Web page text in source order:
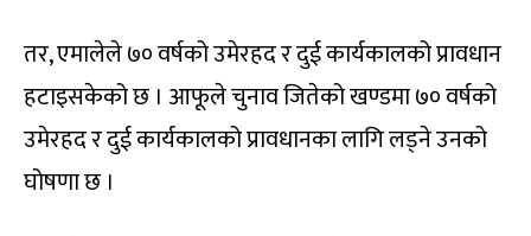
तर, एमालेले ७० वर्षको उमेरहद र दुई कार्यकालको प्रावधान
हटाइसकेको छ । आफूले चुनाव जितेको खण्डमा ७० वर्षको
उमेरहद र दुई कार्यकालको प्रावधानका लागि लड्ने उनको
घोषणा छ ।